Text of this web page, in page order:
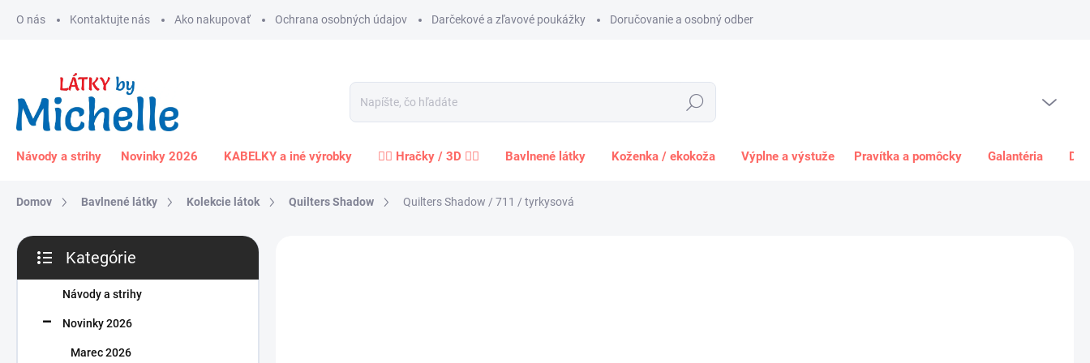
O nás Kontaktujte nás Ako nakupovať Ochrana osobných údajov Darčekové a zľavové poukážky Doručovanie a osobný odber
Hľadať
Návody a strihy Novinky 2026 KABELKY a iné výrobky 🧍‍♀️ Hračky / 3D 🧍‍♂️ Bavlnené látky Koženka / ekokoža Výplne a výstuže Pravítka a pomôcky Galantéria
Domov Bavlnené látky Kolekcie látok Quilters Shadow Quilters Shadow / 711 / tyrkysová
B
č
kategórie
Kategórie
Návody a strihy
Novinky 2026
Marec 2026